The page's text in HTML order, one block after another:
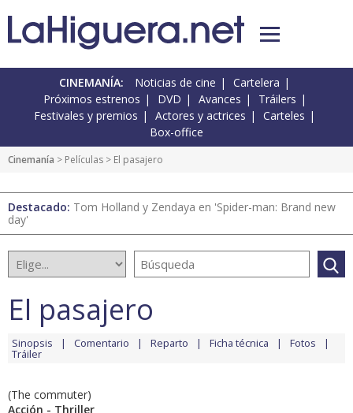
CINEMANÍA: Noticias de cine
Cartelera
Próximos estrenos
DVD Avances
Tráilers
Festivales y premios
Actores y actrices
Carteles
Box-office
Cinemanía > Películas > El pasajero
Destacado: Tom Holland y Zendaya en 'Spider-man: Brand new
day'
El pasajero
Sinopsis Comentario Reparto Ficha técnica Fotos
Tráiler
(The commuter)
Acción - Thriller